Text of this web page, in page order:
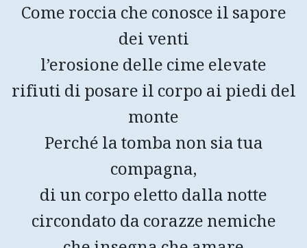
Come roccia che conosce il sapore
dei venti
l’erosione delle cime elevate
rifiuti di posare il corpo ai piedi del
monte
Perché la tomba non sia tua
compagna,
di un corpo eletto dalla notte
circondato da corazze nemiche